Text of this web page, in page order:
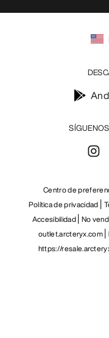
Centro de
Política de privacidad
Accesibilidad No
outlet.arcteryx.com
https://